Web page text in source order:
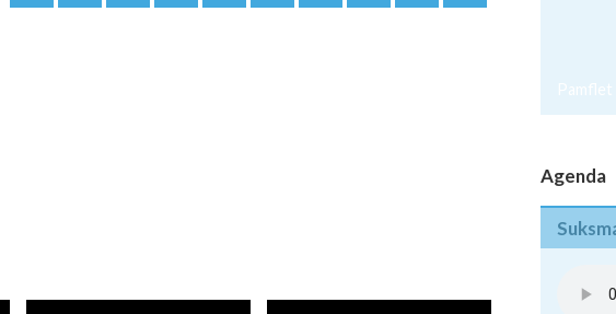
Pamflet
Agenda